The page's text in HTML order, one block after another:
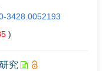
3428.0052193
)
究